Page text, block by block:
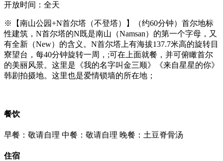
开放时间：全天
※【南山公园+N首尔塔（不登塔）】（约60分钟）首尔地标
性建筑，N首尔塔的N既是南山（Namsan）的第一个字母，又
有全新（New）的含义。N首尔塔上有海拔137.7米高的旋转目
寮望台，每40分钟旋转一周，;可在上面就餐，并可俯瞰首尔
的美丽风景。这里是《我的名字叫金三顺》《来自星星的你》
韩剧拍摄地。这里也是爱情锁墙的所在地；
餐饮
早餐：敬请自理 中餐：敬请自理 晚餐：土豆脊骨汤
住宿